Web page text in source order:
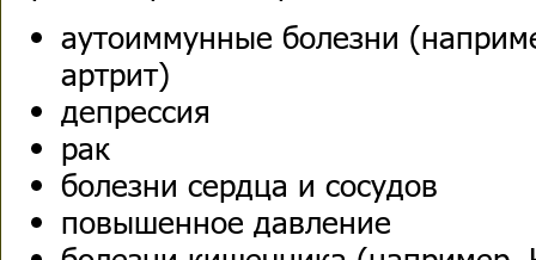
аутоиммунные болезни
артрит)
депрессия
рак
болезни сердца и сосудов
повышенное давление